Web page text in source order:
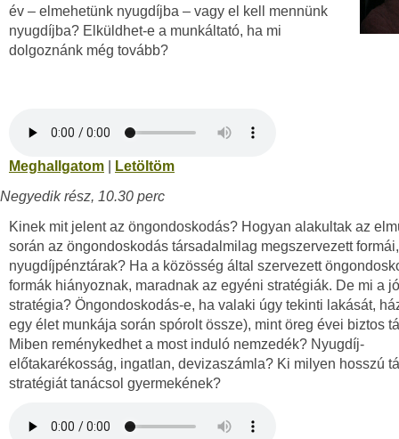
év – elmehetünk nyugdíjba – vagy el kell mennünk
nyugdíjba? Elküldhet-e a munkáltató, ha mi
dolgoznánk még tovább?
Meghallgatom
Letöltöm
Negyedik rész, 10.30 perc
Kinek mit jelent az öngondoskodás? Hogyan alakultak az
során az öngondoskodás társadalmilag megszervezett
nyugdíjpénztárak? Ha a közösség által szervezett
formák hiányoznak, maradnak az egyéni stratégiák. De mi a jó
stratégia? Öngondoskodás-e, ha valaki úgy tekinti lakását,
egy élet munkája során spórolt össze), mint öreg évei biztos
Miben reménykedhet a most induló nemzedék? Nyugdíj-
előtakarékosság, ingatlan, devizaszámla? Ki milyen hosszú
stratégiát tanácsol gyermekének?